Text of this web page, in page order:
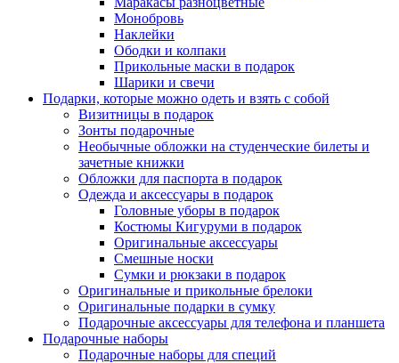
Монобровь
Наклейки
Ободки и колпаки
Прикольные маски в подарок
Шарики и свечи
Подарки, которые можно одеть и взять с собой
Визитницы в подарок
Зонты подарочные
Необычные обложки на студенческие билеты и
зачетные книжки
Обложки для паспорта в подарок
Одежда и аксессуары в подарок
Головные уборы в подарок
Костюмы Кигуруми в подарок
Оригинальные аксессуары
Смешные носки
Сумки и рюкзаки в подарок
Оригинальные и прикольные брелоки
Оригинальные подарки в сумку
Подарочные аксессуары для телефона и планшета
Подарочные наборы
Подарочные наборы для специй